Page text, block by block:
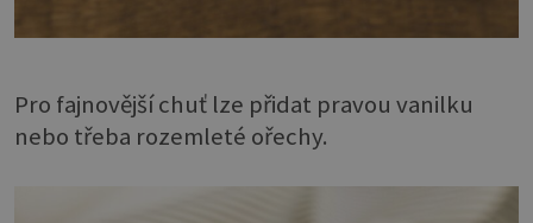
Pro fajnovější chuť lze přidat pravou vanilku
nebo třeba rozemleté ořechy.